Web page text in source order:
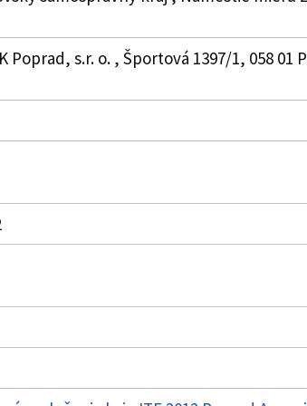
Poprad, s.r. o. , Športová 1397/1, 058